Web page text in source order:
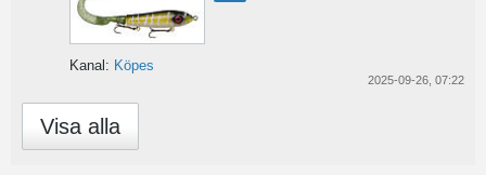
Kanal: Köpes
2025-09-26, 07:22
Visa alla